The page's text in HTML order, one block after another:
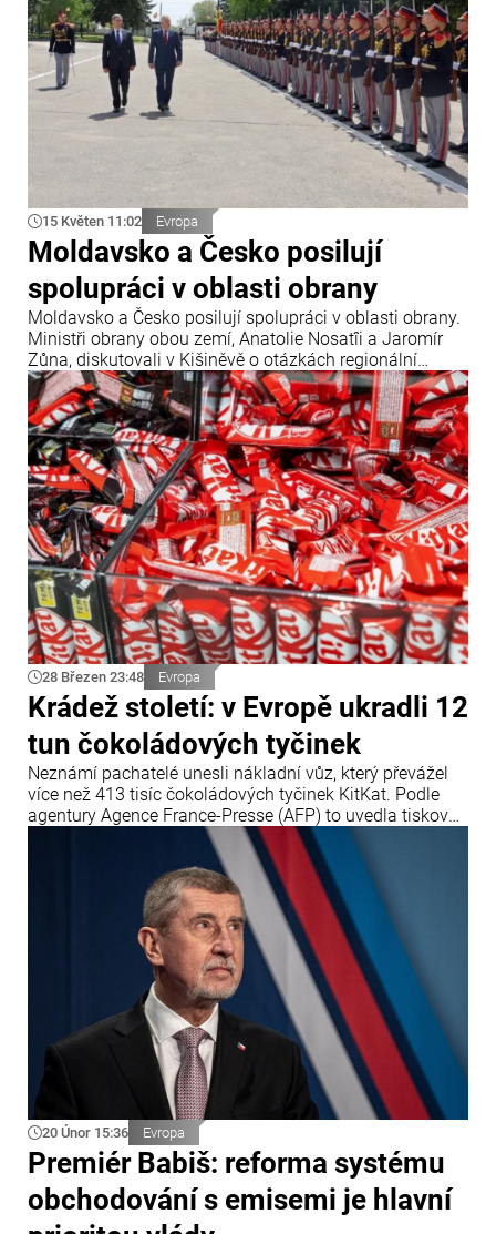
15 Květen 11:02 Evropa
Moldavsko a Česko posilují
spolupráci v oblasti obrany
Moldavsko a Česko posilují spolupráci v oblasti obrany.
Ministři obrany obou zemí, Anatolie Nosatîi a Jaromír
Zůna, diskutovali v Kišiněvě o otázkách regionální
bezpečnosti, modernizace Národní armády a nových
společných projektech v tomto sektoru.
28 Březen 23:48 Evropa
Krádež století: v Evropě ukradli 12
tun čokoládových tyčinek
Neznámí pachatelé unesli nákladní vůz, který převážel
více než 413 tisíc čokoládových tyčinek KitKat. Podle
agentury Agence France-Presse (AFP) to uvedla tisková
služba společnosti Nestlé.
20 Únor 15:36 Evropa
Premiér Babiš: reforma systému
obchodování s emisemi je hlavní